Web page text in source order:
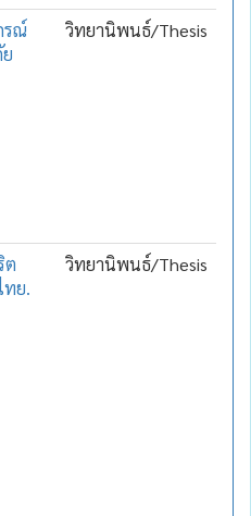
รณ์
วิทยานิพนธ์/Thesis
ต
ทย.
วิทยานิพนธ์/Thesis